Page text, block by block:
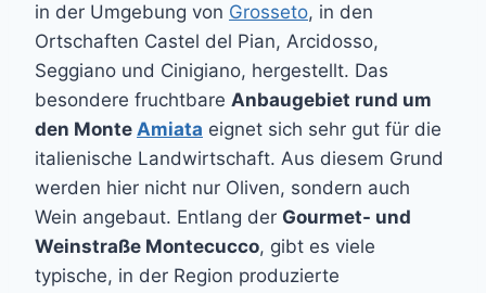
in der Umgebung von Grosseto, in den
Ortschaften Castel del Pian, Arcidosso,
Seggiano und Cinigiano, hergestellt. Das
besondere fruchtbare Anbaugebiet rund um
den Monte Amiata eignet sich sehr gut für die
italienische Landwirtschaft. Aus diesem Grund
werden hier nicht nur Oliven, sondern auch
Wein angebaut. Entlang der Gourmet- und
Weinstraße Montecucco, gibt es viele
typische, in der Region produzierte